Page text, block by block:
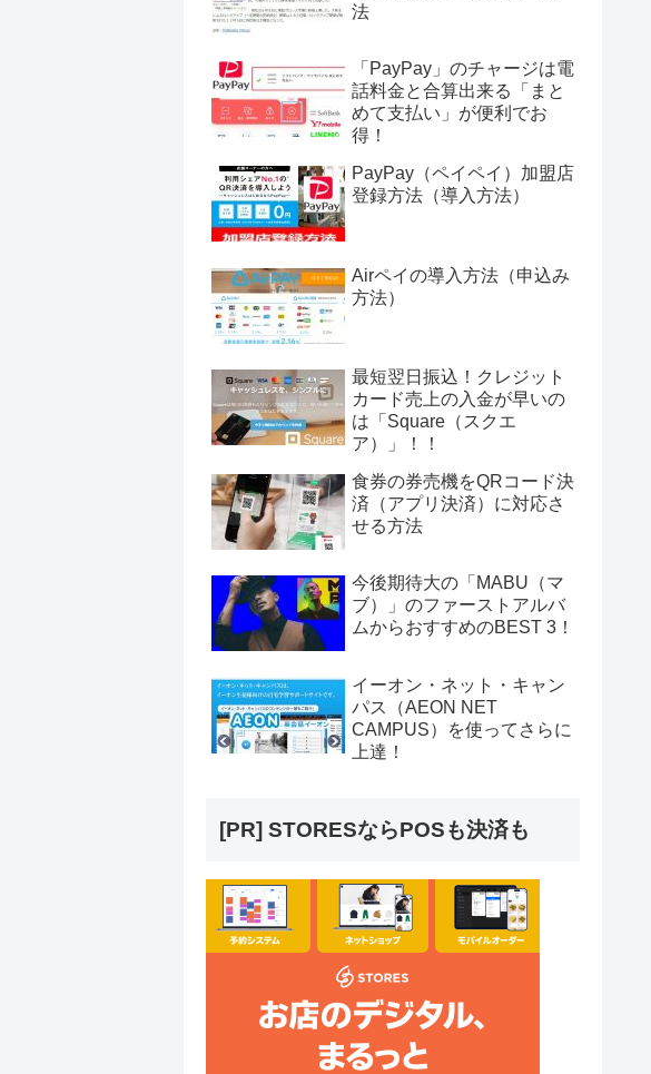
法
「PayPay」のチャージは電
話料金と合算出来る「まと
めて支払い」が便利でお
得！
PayPay（ペイペイ）加盟店
登録方法（導入方法）
Airペイの導入方法（申込み
方法）
最短翌日振込！クレジット
カード売上の入金が早いの
は「Square（スクエ
ア）」！！
食券の券売機をQRコード決
済（アプリ決済）に対応さ
せる方法
今後期待大の「MABU（マ
ブ）」のファーストアルバ
ムからおすすめのBEST 3！
イーオン・ネット・キャン
パス（AEON NET
CAMPUS）を使ってさらに
上達！
[PR] STORESならPOSも決済も